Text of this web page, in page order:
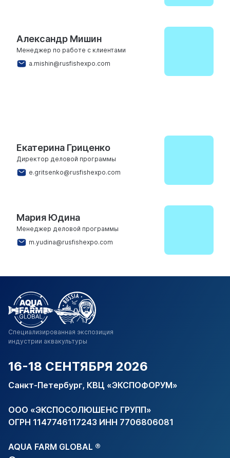
Александр Мишин
Менеджер по работе с клиентами
a.mishin@rusfishexpo.com
Екатерина Гриценко
Директор деловой программы
e.gritsenko@rusfishexpo.com
Мария Юдина
Менеджер деловой программы
m.yudina@rusfishexpo.com
Специализированная экспозиция
индустрии аквакультуры
16-18 СЕНТЯБРЯ 2026
Санкт-Петербург, КВЦ «ЭКСПОФОРУМ»
ООО «ЭКСПОСОЛЮШЕНС ГРУПП»
ОГРН 1147746117243 ИНН 7706806081
AQUA FARM GLOBAL ®